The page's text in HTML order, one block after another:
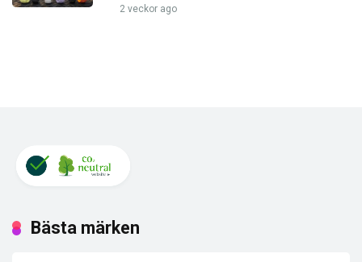
2 veckor ago
Bästa märken